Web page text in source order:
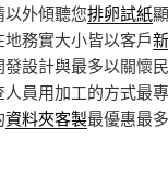
外傾聽您排卵試紙
務實大小皆以客戶
設計與最多以關懷
人員用加工的方式最
資料夾客製最優惠最